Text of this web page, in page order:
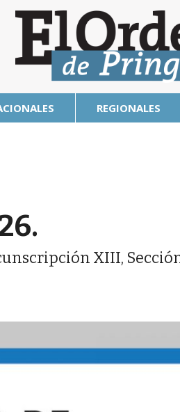
REGIONALES
XIII, Sección